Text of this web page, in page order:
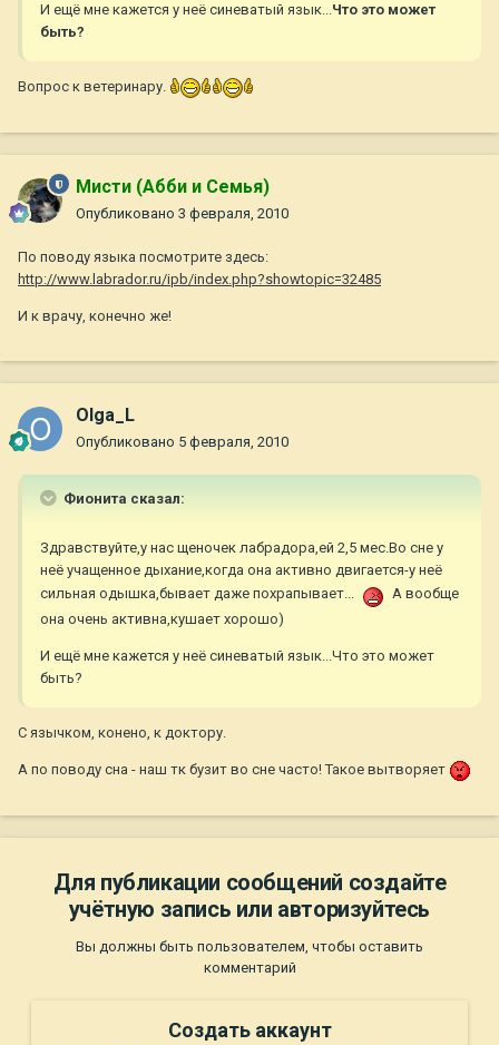
И ещё мне кажется у неё синеватый язык...Что это может
быть?
Вопрос к ветеринару.
Мисти (Абби и Семья)
Опубликовано 3 февраля, 2010
По поводу языка посмотрите здесь:
http://www.labrador.ru/ipb/index.php?showtopic=32485
И к врачу, конечно же!
Olga_L
Опубликовано 5 февраля, 2010
Фионита сказал:
Здравствуйте,у нас щеночек лабрадора,ей 2,5 мес.Во сне у
неё учащенное дыхание,когда она активно двигается-у неё
сильная одышка,бывает даже похрапывает...
А вообще
она очень активна,кушает хорошо)
И ещё мне кажется у неё синеватый язык...Что это может
быть?
С язычком, конено, к доктору.
А по поводу сна - наш тк бузит во сне часто! Такое вытворяет
Для публикации сообщений создайте
учётную запись или авторизуйтесь
Вы должны быть пользователем, чтобы оставить
комментарий
Создать аккаунт